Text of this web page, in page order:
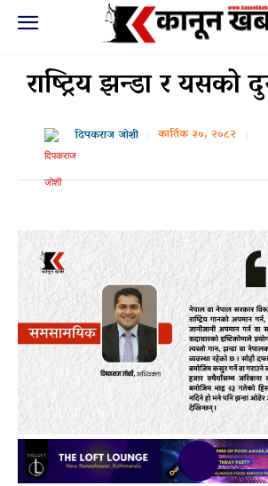
राष्ट्रिय झन्डा र यसको
दिपकराज जोशी कार्तिक ३०, २०८२